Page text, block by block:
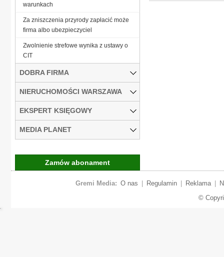
warunkach
Za zniszczenia przyrody zapłacić może
firma albo ubezpieczyciel
Zwolnienie strefowe wynika z ustawy o
CIT
DOBRA FIRMA
NIERUCHOMOŚCI WARSZAWA
EKSPERT KSIĘGOWY
MEDIA PLANET
Zamów abonament
Gremi Media: O nas Regulamin Reklama
©